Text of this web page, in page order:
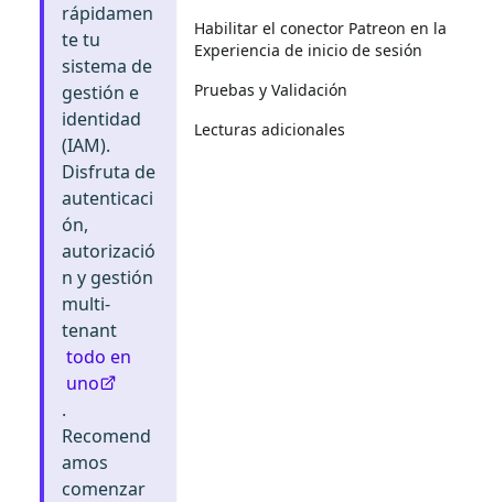
rápidamen
te tu
sistema de
gestión e
identidad
(IAM).
Disfruta de
autenticaci
ón,
autorizació
n y gestión
multi-
tenant
todo en
uno
.
Recomend
amos
comenzar
Habilitar el conector Patreon en la
Experiencia de inicio de sesión
Pruebas y Validación
Lecturas adicionales